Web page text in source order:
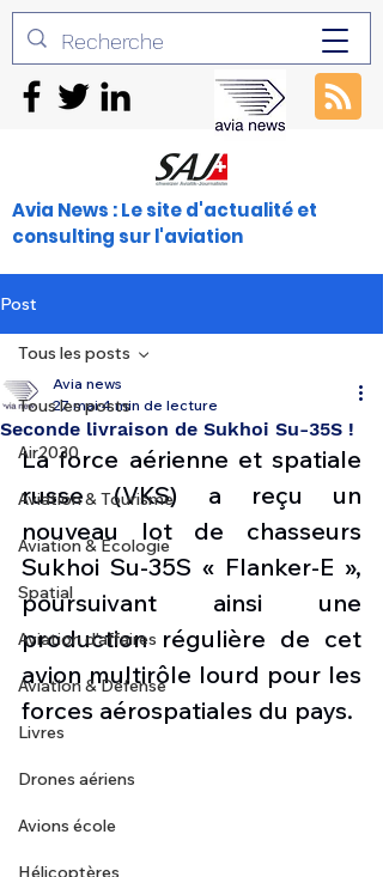
Avia News : Le site d'actualité et
consulting sur l'aviation
Post
Tous les posts
Air2030
Aviation & Tourisme
Aviation & Ecologie
Spatial
Aviation d'affaires
Aviation & Défense
Livres
Drones aériens
Avions école
Hélicoptères
Tous les posts
Seconde livraison de Sukhoi Su-35S !
Avia news
27 mai 4 min de lecture
La force aérienne et spatiale
russe (VKS) a reçu un
nouveau lot de chasseurs
Sukhoi Su-35S « Flanker-E »,
poursuivant ainsi une
production régulière de cet
avion multirôle lourd pour les
forces aérospatiales du pays.